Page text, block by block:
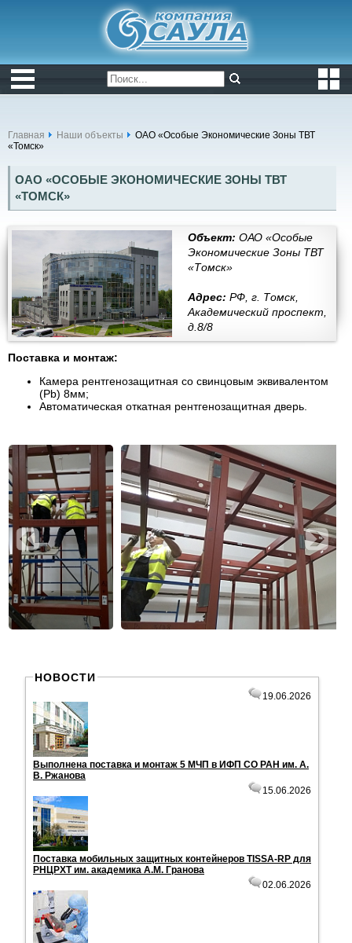
Главная Наши объекты
ОАО «Особые Экономические Зоны ТВТ
«Томск»
ОАО «ОСОБЫЕ ЭКОНОМИЧЕСКИЕ ЗОНЫ ТВТ
«ТОМСК»
Объект: ОАО «Особые
Экономические Зоны ТВТ
«Томск»
Адрес: РФ, г. Томск,
Академический проспект,
д.8/8
Поставка и монтаж:
Камера рентгенозащитная со свинцовым эквивалентом
(Pb) 8мм;
Автоматическая откатная рентгенозащитная дверь.
НОВОСТИ
19.06.2026
Вы­пол­не­на по­став­ка и мон­таж 5 МЧП в ИФП СО РАН им. А.
В. Ржа­но­ва
15.06.2026
По­став­ка мо­биль­ных за­щит­ных кон­тей­не­ров TISSA-RP для
РНЦРХТ им. ака­де­ми­ка А.М. Гра­но­ва
02.06.2026